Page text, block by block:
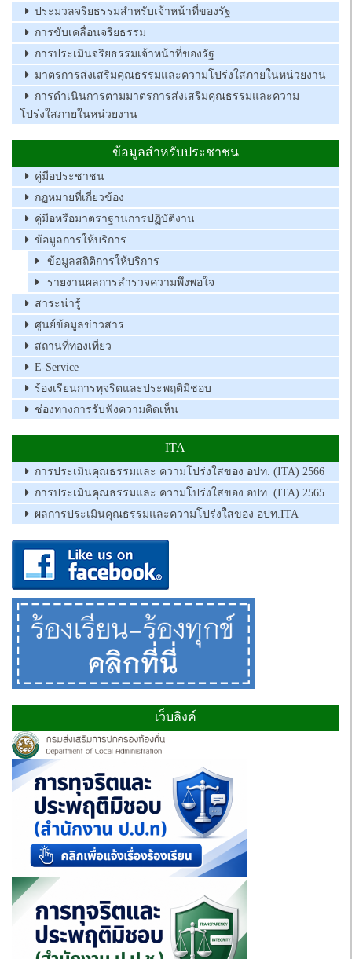
ประมวลจริยธรรมสำหรับเจ้าหน้าที่ของรัฐ
การขับเคลื่อนจริยธรรม
การประเมินจริยธรรมเจ้าหน้าที่ของรัฐ
มาตรการส่งเสริมคุณธรรมและความโปร่งใสภายในหน่วยงาน
การดำเนินการตามมาตรการส่งเสริมคุณธรรมและความ
โปร่งใสภายในหน่วยงาน
ข้อมูลสำหรับประชาชน
คู่มือประชาชน
กฏหมายที่เกี่ยวข้อง
คู่มือหรือมาตราฐานการปฏิบัติงาน
ข้อมูลการให้บริการ
ข้อมูลสถิติการให้บริการ
รายงานผลการสำรวจความพึงพอใจ
สาระน่ารู้
ศูนย์ข้อมูลข่าวสาร
สถานที่ท่องเที่ยว
E-Service
ร้องเรียนการทุจริตและประพฤติมิชอบ
ช่องทางการรับฟังความคิดเห็น
ITA
การประเมินคุณธรรมและ ความโปร่งใสของ อปท. (ITA) 2566
การประเมินคุณธรรมและ ความโปร่งใสของ อปท. (ITA) 2565
ผลการประเมินคุณธรรมและความโปร่งใสของ อปท.ITA
เว็บลิงค์